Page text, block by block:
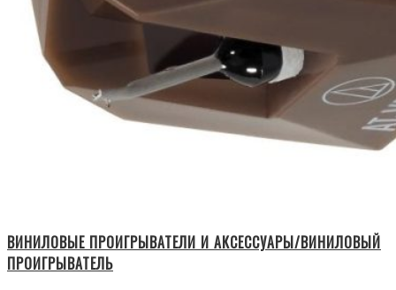
ВИНИЛОВЫЕ ПРОИГРЫВАТЕЛИ И АКСЕССУАРЫ/ВИНИЛОВЫЙ
ПРОИГРЫВАТЕЛЬ